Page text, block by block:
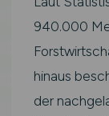
940.000
hinaus
der